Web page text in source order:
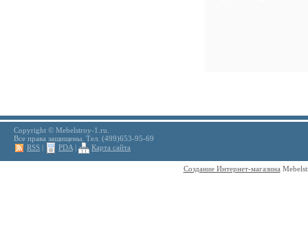
Copyright © Mebelstroy-1.ru.
Все права защищены. Тел. (499)653-95-69
RSS | PDA | Карта сайта
Создание Интернет-магазина